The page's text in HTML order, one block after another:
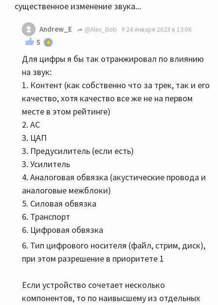
существенное изменение звука...
Andrew_E @Alex_Bob 24 января 2023 в 13:06
5
Для цифры я бы так отранжировал по влиянию
на звук:
1. Контент (как собственно что за трек, так и его
качество, хотя качество все же не на первом
месте в этом рейтинге)
2. АС
3. ЦАП
3. Предусилитель (если есть)
3. Усилитель
4. Аналоговая обвязка (акустические провода и
аналоговые межблоки)
5. Силовая обвязка
6. Транспорт
6. Цифровая обвязка
6. Тип цифрового носителя (файл, стрим, диск),
при этом разрешение в приоритете 1
Если устройство сочетает несколько
компонентов, то по наивысшему из отдельных